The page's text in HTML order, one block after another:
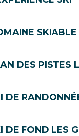
SKIABLE
DES PISTES
DE
DE FOND LES